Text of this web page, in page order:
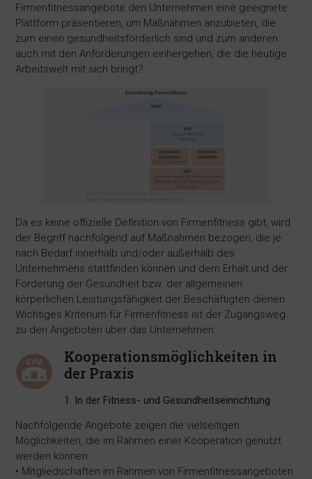
Firmenfitnessangebote den Unternehmen eine geeignete
Plattform präsentieren, um Maßnahmen anzubieten, die
zum einen gesundheitsförderlich sind und zum anderen
auch mit den Anforderungen einhergehen, die die heutige
Arbeitswelt mit sich bringt?
Da es keine offizielle Definition von Firmenfitness gibt, wird
der Begriff nachfolgend auf Maßnahmen bezogen, die je
nach Bedarf innerhalb und/oder außerhalb des
Unternehmens stattfinden können und dem Erhalt und der
Förderung der Gesundheit bzw. der allgemeinen
körperlichen Leistungsfähigkeit der Beschäftigten dienen.
Wichtiges Kriterium für Firmenfitness ist der Zugangsweg
zu den Angeboten über das Unternehmen.
Kooperationsmöglichkeiten in
der Praxis
1. In der Fitness- und Gesundheitseinrichtung
Nachfolgende Angebote zeigen die vielseitigen
Möglichkeiten, die im Rahmen einer Kooperation genutzt
werden können:
• Mitgliedschaften im Rahmen von Firmenfitnessangeboten